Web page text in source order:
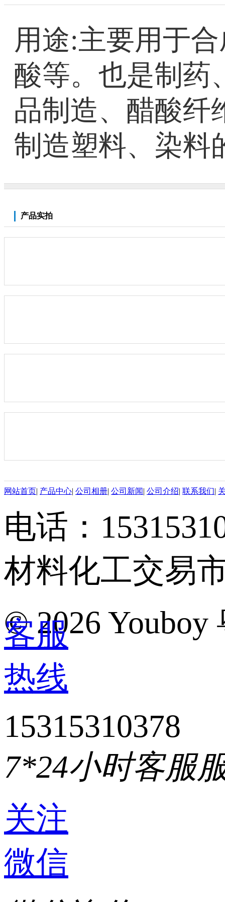
用途:主要用于
酸等。也是制药
品制造、醋酸纤
制造塑料、染料
产品实拍
网站首页| 产品中心| 公司相册| 公司新闻| 公司介绍| 联系我们|
电话：
材料化工交易
©2026 Youboy
客服
热线
15315310378
7*24小时客服
关注
微信